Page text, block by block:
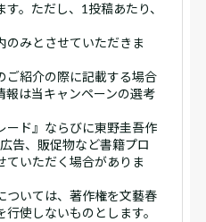
。ただし、1投稿あたり、
みとさせていただきま
紹介の際に記載する場合
報は当キャンペーンの選考
ド』ならびに東野圭吾作
告、販促物など書籍プロ
ていただく場合がありま
いては、著作権を文藝春
使しないものとします。